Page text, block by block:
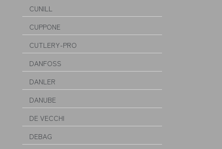
CUNILL
CUPPONE
CUTLERY-PRO
DANFOSS
DANLER
DANUBE
DE VECCHI
DEBAG